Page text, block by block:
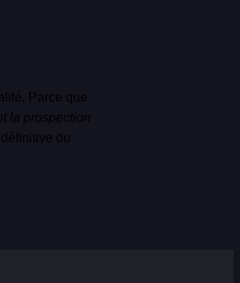
Parce que
la prospection
du